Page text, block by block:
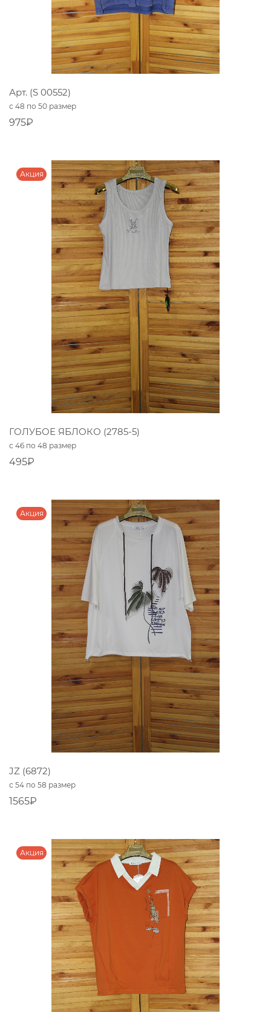
Арт. (S 00552)
с 48 по 50 размер
975₽
ГОЛУБОЕ ЯБЛОКО (2785-5)
с 46 по 48 размер
495₽
JZ (6872)
с 54 по 58 размер
1565₽